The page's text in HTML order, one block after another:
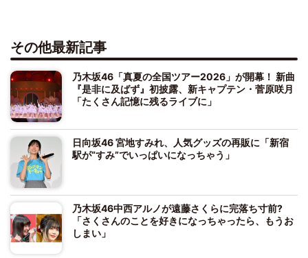
その他最新記事
乃木坂46「真夏の全国ツアー2026」が開幕！ 新曲
『是非に及ばず』初披露、新キャプテン・菅原咲月
「たくさん記憶に残るライブに」
日向坂46 宮地すみれ、人気グッズの再販に「新宿
駅が“すみ”でいっぱいになっちゃう」
乃木坂46中西アルノが遠藤さくらに完落ち寸前?
「さくさんのことを好きになっちゃったら、もうお
しまい」